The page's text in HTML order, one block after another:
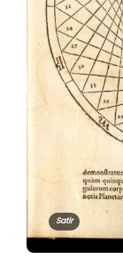
Satir